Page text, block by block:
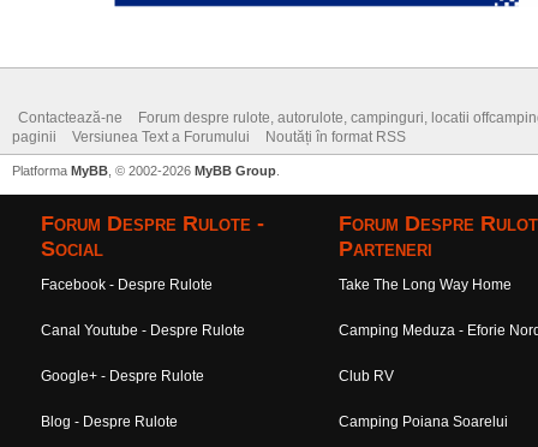
Contactează-ne
Forum despre rulote, autorulote, campinguri, locatii
paginii
Versiunea Text a Forumului Noutăți în format RSS
Platforma MyBB , © 2002-2026 MyBB Group
Forum Despre Rulote -
Social
Facebook - Despre Rulote
Canal Youtube - Despre Rulote
Google+ - Despre Rulote
Blog - Despre Rulote
Forum Despre
Parteneri
Take The Long Way Home
Camping Meduza - Eforie
Club RV
Camping Poiana Soarelui